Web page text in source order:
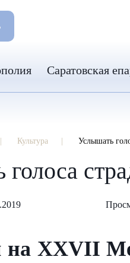
Саратовская
Культура Услышать
на XXVII